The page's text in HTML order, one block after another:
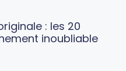
: les 20
inoubliable